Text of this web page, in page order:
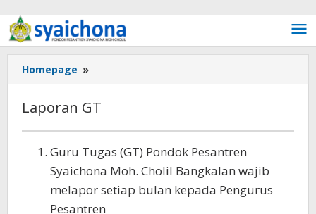
Homepage »
Laporan GT
oleh
Fakhrul
Guru Tugas (GT) Pondok Pesantren
Syaichona Moh. Cholil Bangkalan wajib
melapor setiap bulan kepada Pengurus
Pesantren